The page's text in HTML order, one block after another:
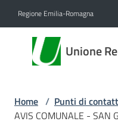
Regione Emilia-Romagna
Unione
Unione
Reno
Home / Punti di
AVIS COMUNALE - SAN